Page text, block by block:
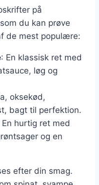
på
du kan prøve
de mest populære:
: En klassisk ret med
løg og
oksekød,
bagt til perfektion.
En hurtig ret med
og en
efter din smag.